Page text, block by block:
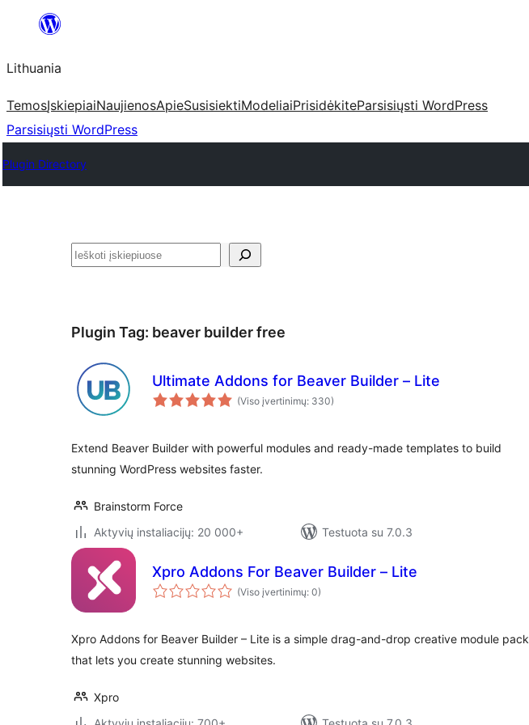
turinio
Lithuania
TemosĮskiepiaiNaujienosApieSusisiektiModeliaiPrisidėkiteParsisiųsti WordPress
Parsisiųsti WordPress
Plugin Directory
Paieška
Plugin Tag: beaver builder free
Ultimate Addons for Beaver Builder – Lite
(Viso įvertinimų: 330)
Extend Beaver Builder with powerful modules and ready-made templates to build
stunning WordPress websites faster.
Brainstorm Force
Aktyvių instaliacijų: 20 000+
Testuota su 7.0.3
Xpro Addons For Beaver Builder – Lite
(Viso įvertinimų: 0)
Xpro Addons for Beaver Builder – Lite is a simple drag-and-drop creative module pack
that lets you create stunning websites.
Xpro